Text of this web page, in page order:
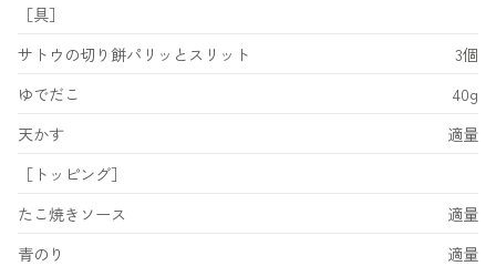
［具］
サトウの切り餅パリッとスリット
3個
ゆでだこ
40g
天かす
適量
［トッピング］
たこ焼きソース
適量
青のり
適量